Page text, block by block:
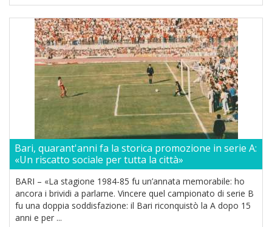
Bari, quarant'anni fa la storica promozione in serie A:
«Un riscatto sociale per tutta la città»
BARI – «La stagione 1984-85 fu un’annata memorabile: ho
ancora i brividi a parlarne. Vincere quel campionato di serie B
fu una doppia soddisfazione: il Bari riconquistò la A dopo 15
anni e per ...